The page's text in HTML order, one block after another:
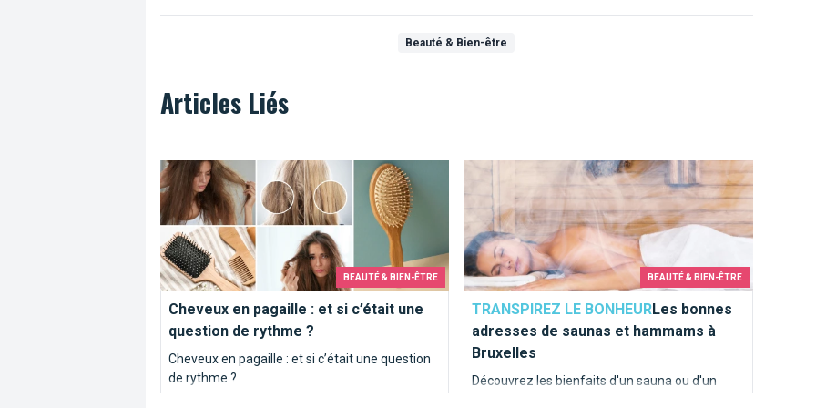
Beauté & Bien-être
Articles Liés
BEAUTÉ & BIEN-ÊTRE
Cheveux en pagaille : et si c’était une
question de rythme ?
Cheveux en pagaille : et si c’était une question
de rythme ?
Cheveux en pagaille : et si c’était une question de rythme ?
BEAUTÉ & BIEN-ÊTRE
TRANSPIREZ LE BONHEURLes bonnes
adresses de saunas et hammams à
Bruxelles
Découvrez les bienfaits d'un sauna ou d'un
Les bonnes adresses de saunas et hammams à